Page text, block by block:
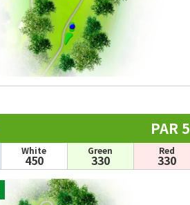
PAR 5
White
450
Green
330
Red
330